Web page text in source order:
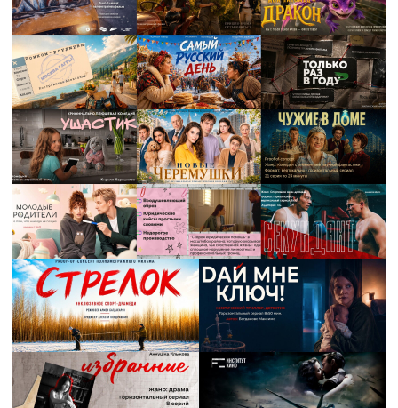
— сказал слова напутствия
Михаил Китаев, продюсер,
руководитель Плюс Студии.
«
«Успеха, везения, востребованности
и возможности работать всем
выпускникам Института кино Высшей
школы экономики. Ну и Случай никто
не отменял»,
— отметила Арина Бородина,
журналист, кинообозреватель
в своем тг-канале
За большим столом